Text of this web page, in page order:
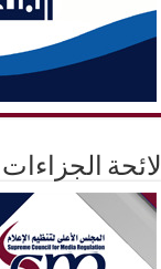
لائحة الجزاءات